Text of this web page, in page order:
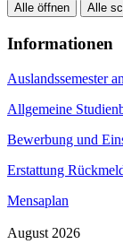
Alle öffnen Alle
Informationen
Auslandssemester
Allgemeine
Bewerbung und
Erstattung
Mensaplan
August 2026